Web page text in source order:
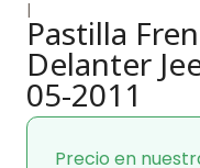
|
Pastilla
Delanter
05-2011
Precio en